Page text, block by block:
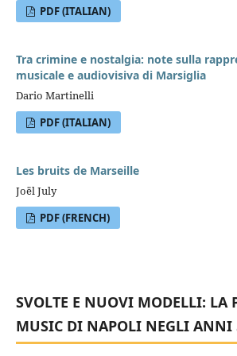
PDF (ITALIAN)
Tra crimine e nostalgia: note sulla
musicale e audiovisiva di Marsiglia
Dario Martinelli
PDF (ITALIAN)
Les bruits de Marseille
Joël July
PDF (FRENCH)
SVOLTE E NUOVI MODELLI: LA
MUSIC DI NAPOLI NEGLI ANNI